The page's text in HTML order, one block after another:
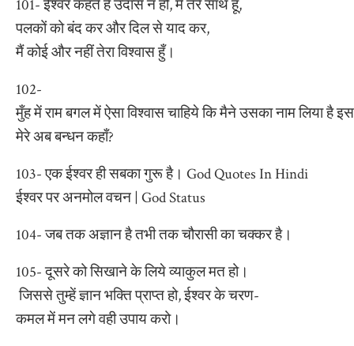
101- ईश्वर कहते है उदास न हो, मैं तेरे साथ हूँ,
पलकों को बंद कर और दिल से याद कर,
मैं कोई और नहीं तेरा विश्वास हुँ।
102-
मुँह में राम बगल में ऐसा विश्वास चाहिये कि मैने उसका नाम लिया है
मेरे अब बन्धन कहाँ?
103- एक ईश्वर ही सबका गुरू है। God Quotes In Hindi
ईश्वर पर अनमोल वचन | God Status
104- जब तक अज्ञान है तभी तक चौरासी का चक्कर है।
105- दूसरे को सिखाने के लिये व्याकुल मत हो।
जिससे तुम्हें ज्ञान भक्ति प्राप्त हो, ईश्वर के चरण-
कमल में मन लगे वही उपाय करो।